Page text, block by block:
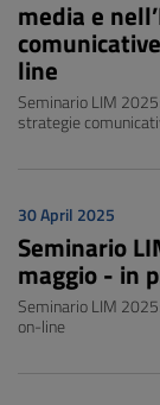
media e
line
Seminario LIM
strategie
30 April 2025
Seminario
maggio - in
Seminario LIM
on-line